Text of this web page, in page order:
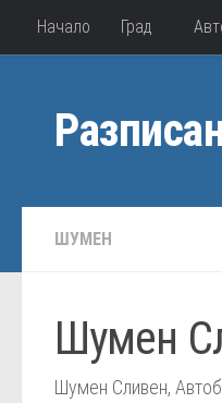
Към съдържанието
Начало Град
ШУМЕН
Шумен
Шумен Сливен,